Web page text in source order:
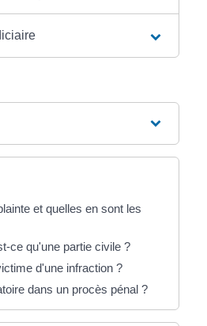
et quelles en sont les
ce qu'une partie civile ?
d'une infraction ?
dans un procès pénal ?